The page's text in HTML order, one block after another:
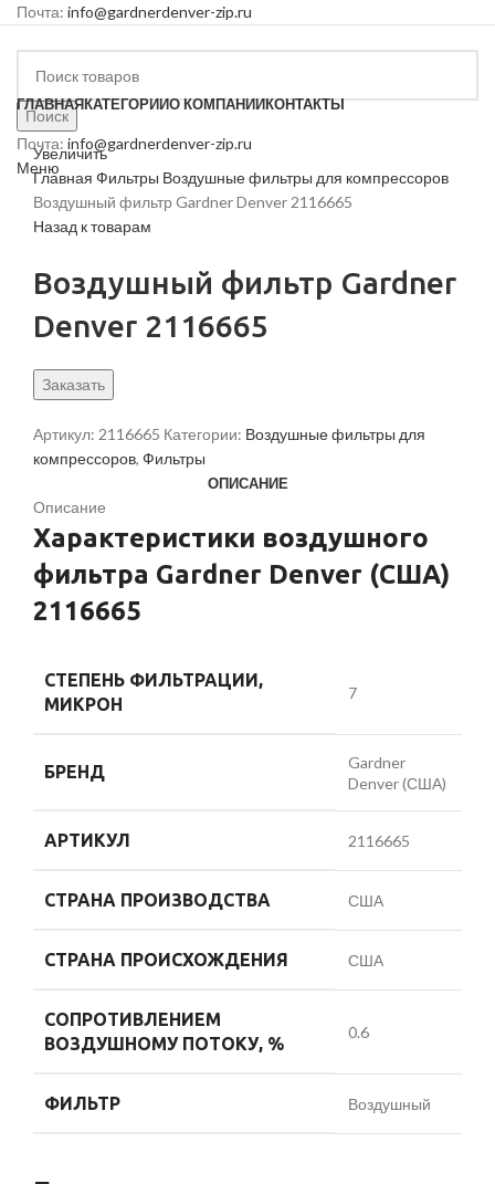
Почта: info@gardnerdenver-zip.ru
Поиск
Почта: info@gardnerdenver-zip.ru
Меню
ГЛАВНАЯКАТЕГОРИИО КОМПАНИИКОНТАКТЫ
Увеличить
Главная Фильтры Воздушные фильтры для компрессоров
Воздушный фильтр Gardner Denver 2116665
Назад к товарам
Воздушный фильтр Gardner
Denver 2116665
Заказать
Артикул: 2116665 Категории: Воздушные фильтры для
компрессоров, Фильтры
ОПИСАНИЕ
Описание
Характеристики воздушного
фильтра Gardner Denver (США)
2116665
СТЕПЕНЬ ФИЛЬТРАЦИИ,
МИКРОН
7
БРЕНД
Gardner
Denver (США)
АРТИКУЛ 2116665
СТРАНА ПРОИЗВОДСТВА США
СТРАНА ПРОИСХОЖДЕНИЯ США
СОПРОТИВЛЕНИЕМ
ВОЗДУШНОМУ ПОТОКУ, %
0.6
ФИЛЬТР Воздушный